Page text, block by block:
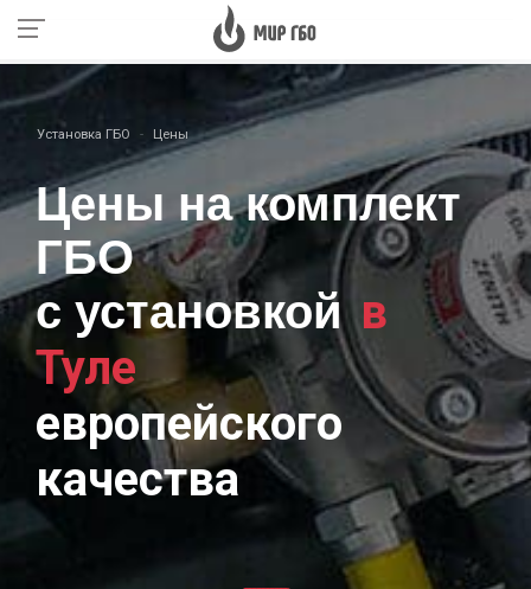
Установка ГБО Цены
Цены на комплект
ГБО
с установкой в
Туле
европейского
качества